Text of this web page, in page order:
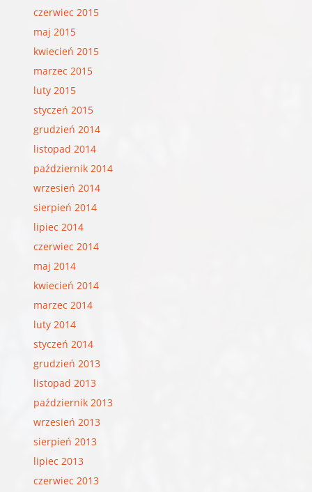
czerwiec 2015
maj 2015
kwiecień 2015
marzec 2015
luty 2015
styczeń 2015
grudzień 2014
listopad 2014
październik 2014
wrzesień 2014
sierpień 2014
lipiec 2014
czerwiec 2014
maj 2014
kwiecień 2014
marzec 2014
luty 2014
styczeń 2014
grudzień 2013
listopad 2013
październik 2013
wrzesień 2013
sierpień 2013
lipiec 2013
czerwiec 2013